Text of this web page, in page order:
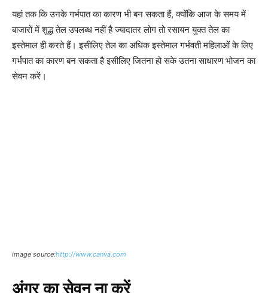
यहां तक कि उनके गर्भपात का कारण भी बन सकता हैं, क्योंकि आज के समय में
बाजारों में शुद्ध तेल उपलब्ध नहीं है ज्यादातर लोग तो रसायन युक्त तेल का
इस्तेमाल ही करते हैं। इसीलिए तेल का अधिक इस्तेमाल गर्भवती महिलाओं के लिए
गर्भपात का कारण बन सकता है इसीलिए जितना हो सके उतना साधारण भोजन का
सेवन करें।
image source:http://www.canva.com
अंगूर का सेवन ना करें